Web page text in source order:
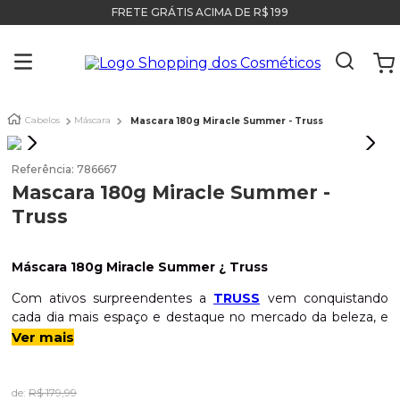
FRETE GRÁTIS ACIMA DE R$ 199
Cabelos Máscara Mascara 180g Miracle Summer - Truss
Referência: 786667
Mascara 180g Miracle Summer -
Truss
Máscara 180g Miracle Summer ¿ Truss
Com ativos surpreendentes a TRUSS vem conquistando
cada dia mais espaço e destaque no mercado da beleza, e
você não pode deixar de experimentar os produtos incríveis
Máscara Miracle Summer
Ver mais
de: R$ 179,99